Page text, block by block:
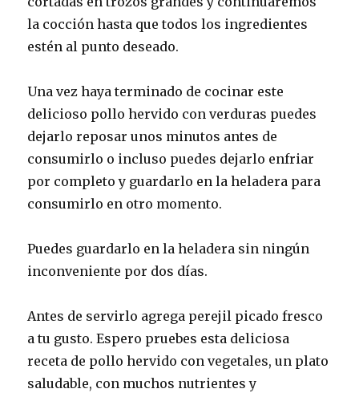
la cocción hasta que todos los ingredientes
estén al punto deseado.
Una vez haya terminado de cocinar este
delicioso pollo hervido con verduras puedes
dejarlo reposar unos minutos antes de
consumirlo o incluso puedes dejarlo enfriar
por completo y guardarlo en la heladera para
consumirlo en otro momento.
Puedes guardarlo en la heladera sin ningún
inconveniente por dos días.
Antes de servirlo agrega perejil picado fresco
a tu gusto. Espero pruebes esta deliciosa
receta de pollo hervido con vegetales, un plato
saludable, con muchos nutrientes y